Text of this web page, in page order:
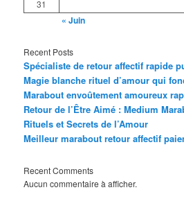
31
« Juin
Recent Posts
Spécialiste de retour affectif rapide
Magie blanche rituel d’amour qui
Marabout envoûtement amoureux
Retour de l’Être Aimé : Medium
Rituels et Secrets de l’Amour
Meilleur marabout retour affectif
Recent Comments
Aucun commentaire à afficher.